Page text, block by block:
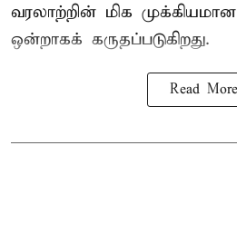
வரலாற்றின் மிக
ஒன்றாகக் கருதப்படுகிறது.
Read More